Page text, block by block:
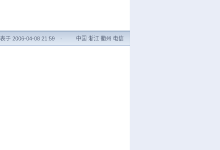
于 2006-04-08 21:59 · 中国 浙江 衢州 电信